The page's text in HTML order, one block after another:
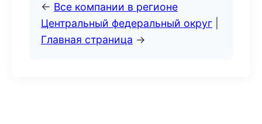
← Все компании в регионе
Центральный федеральный округ
Главная страница →